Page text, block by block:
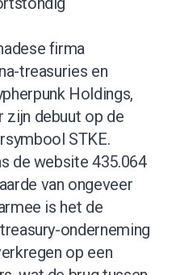
firma
treasuries en
Holdings,
zijn debuut op de
STKE.
de website 435.064
van ongeveer
is het de
onderneming
op een